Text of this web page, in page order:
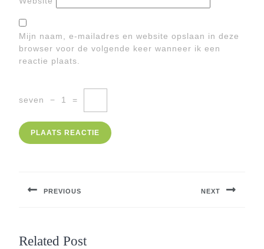
Mijn naam, e-mailadres en website opslaan in deze
browser voor de volgende keer wanneer ik een
reactie plaats.
seven − 1 =
PREVIOUS NEXT
Related Post